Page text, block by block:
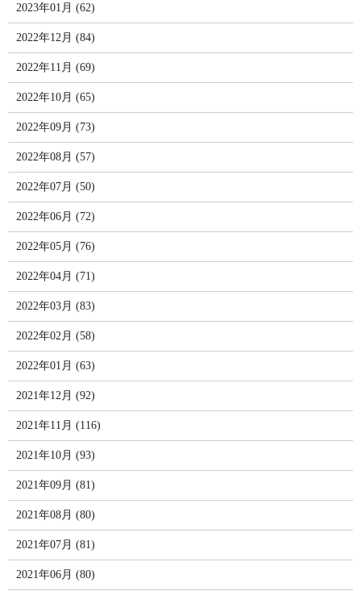
2023年01月 (62)
2022年12月 (84)
2022年11月 (69)
2022年10月 (65)
2022年09月 (73)
2022年08月 (57)
2022年07月 (50)
2022年06月 (72)
2022年05月 (76)
2022年04月 (71)
2022年03月 (83)
2022年02月 (58)
2022年01月 (63)
2021年12月 (92)
2021年11月 (116)
2021年10月 (93)
2021年09月 (81)
2021年08月 (80)
2021年07月 (81)
2021年06月 (80)